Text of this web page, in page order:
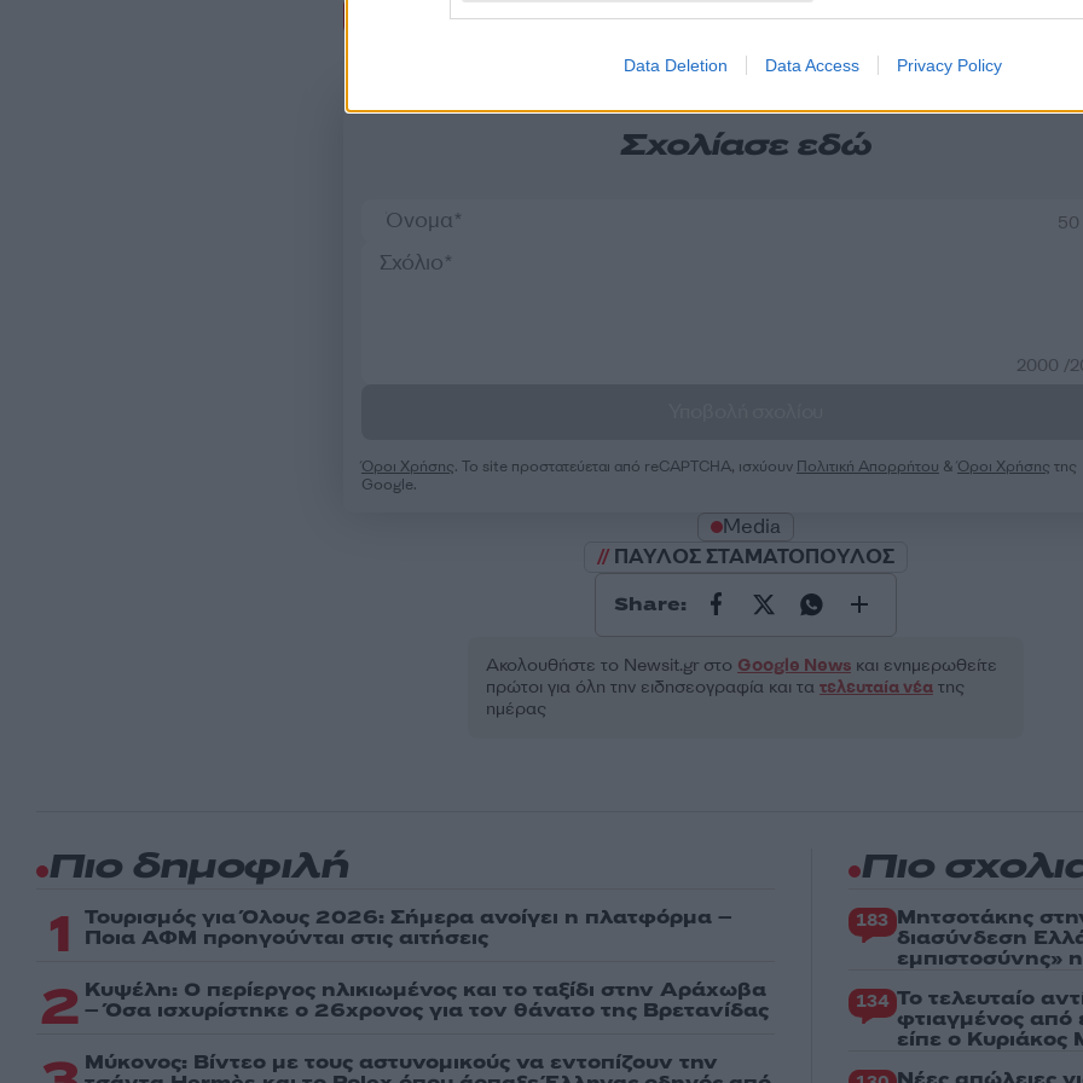
Data Deletion Data Access Privacy Policy
Σχόλια
Σχολίασε εδώ
2000 /
Όροι Χρήσης. Το site προστατεύεται από reCAPTCHA, ισχύουν Πολιτική Απορρήτου &Όροι Χρήσης της
Google.
Media
ΠΑΥΛΟΣ ΣΤΑΜΑΤΟΠΟΥΛΟΣ
Share:
Ακολουθήστε το Νewsit.gr στο Google Newsκαι ενημερωθείτε
πρώτοι για όλη την ειδησεογραφία και τα τελευταία νέατης
ημέρας
Πιο δημοφιλή
1 Τουρισμός για Όλους 2026: Σήμερα ανοίγει η πλατφόρμα –
Ποια ΑΦΜ προηγούνται στις αιτήσεις
2 Κυψέλη: Ο περίεργος ηλικιωμένος και το ταξίδι στην Αράχωβα
– Όσα ισχυρίστηκε ο 26χρονος για τον θάνατο της Βρετανίδας
Μύκονος: Βίντεο με τους αστυνομικούς να εντοπίζουν την
Πιο
183 Μητσοτάκης
διασύνδεση
εμπιστοσύνης»
134 Το τελευταίο
φτιαγμένος από
είπε ο Κυριάκος